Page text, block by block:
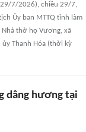
29/7/2026), chiều 29/7,
Ủy ban MTTQ tỉnh làm
thờ họ Vương, xã
ủy Thanh Hóa (thời kỳ
dâng hương tại